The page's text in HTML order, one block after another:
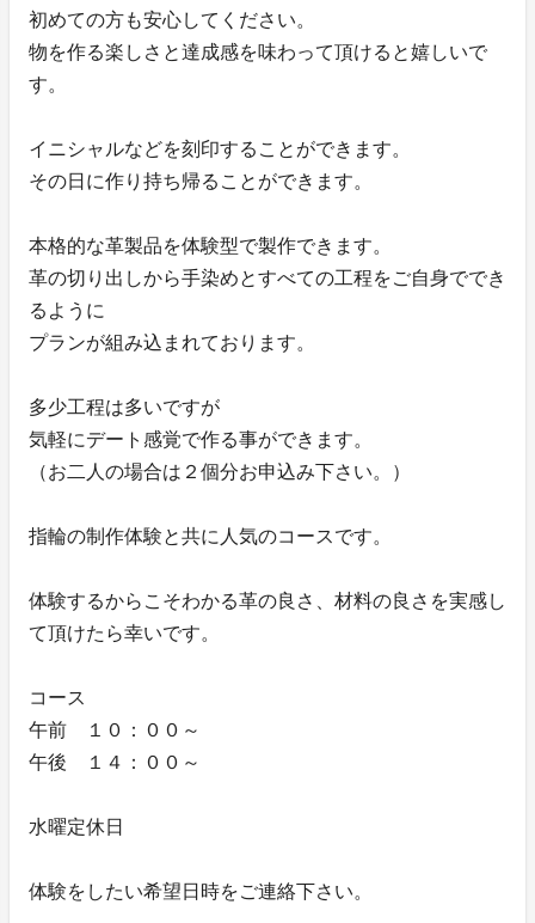
初めての方も安心してください。
物を作る楽しさと達成感を味わって頂けると嬉しいで
す。
イニシャルなどを刻印することができます。
その日に作り持ち帰ることができます。
本格的な革製品を体験型で製作できます。
革の切り出しから手染めとすべての工程をご自身ででき
るように
プランが組み込まれております。
多少工程は多いですが
気軽にデート感覚で作る事ができます。
（お二人の場合は２個分お申込み下さい。）
指輪の制作体験と共に人気のコースです。
体験するからこそわかる革の良さ、材料の良さを実感し
て頂けたら幸いです。
コース
午前 １０：００～
午後 １４：００～
水曜定休日
体験をしたい希望日時をご連絡下さい。